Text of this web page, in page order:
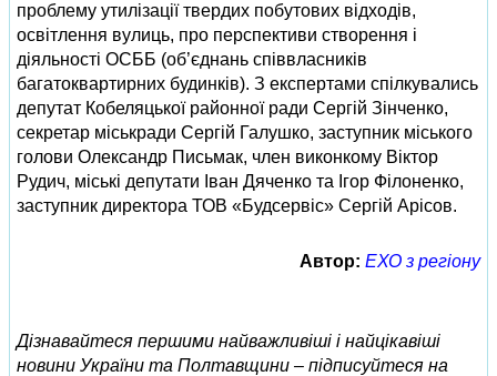
проблему утилізації твердих побутових відходів,
освітлення вулиць, про перспективи створення і
діяльності ОСББ (об’єднань співвласників
багатоквартирних будинків). З експертами спілкувались
депутат Кобеляцької районної ради Сергій Зінченко,
секретар міськради Сергій Галушко, заступник міського
голови Олександр Письмак, член виконкому Віктор
Рудич, міські депутати Іван Дяченко та Ігор Філоненко,
заступник директора ТОВ «Будсервіс» Сергій Арісов.
Автор: ЕХО з регіону
Дізнавайтеся першими найважливіші і найцікавіші
новини України та Полтавщини – підписуйтеся на